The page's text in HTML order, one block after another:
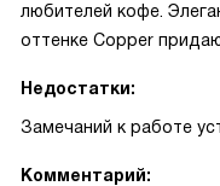
любителей кофе.
оттенке Copper
Недостатки:
Замечаний к работе
Комментарий: